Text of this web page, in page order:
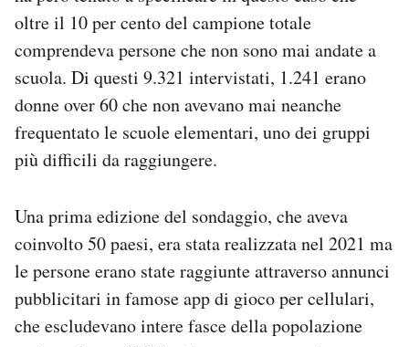
oltre il 10 per cento del campione totale
comprendeva persone che non sono mai andate a
scuola. Di questi 9.321 intervistati, 1.241 erano
donne over 60 che non avevano mai neanche
frequentato le scuole elementari, uno dei gruppi
più difficili da raggiungere.
Una prima edizione del sondaggio, che aveva
coinvolto 50 paesi, era stata realizzata nel 2021 ma
le persone erano state raggiunte attraverso annunci
pubblicitari in famose app di gioco per cellulari,
che escludevano intere fasce della popolazione